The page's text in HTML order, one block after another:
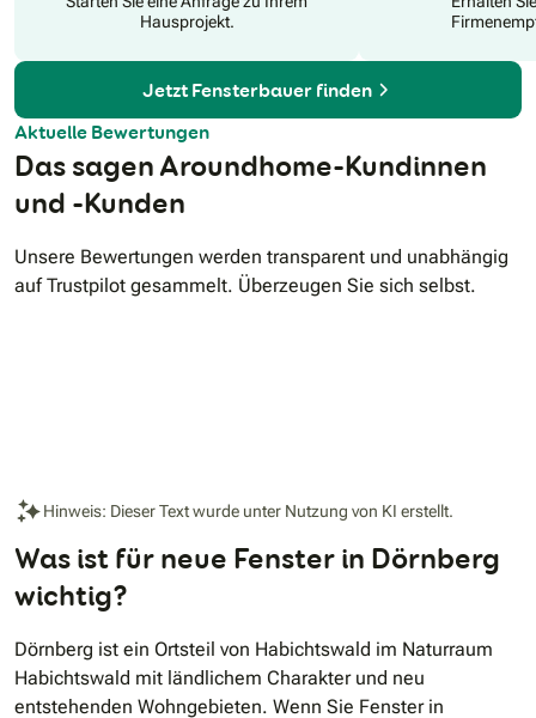
Hausprojekt.
Jetzt Fensterbauer finden
Aktuelle Bewertungen
Das sagen Aroundhome-Kundinnen
und -Kunden
Unsere Bewertungen werden transparent und unabhängig
auf Trustpilot gesammelt. Überzeugen Sie sich selbst.
Hinweis: Dieser Text wurde unter Nutzung von KI erstellt.
Was ist für neue Fenster in Dörnberg
wichtig?
Dörnberg ist ein Ortsteil von Habichtswald im Naturraum
Habichtswald mit ländlichem Charakter und neu
entstehenden Wohngebieten. Wenn Sie Fenster in